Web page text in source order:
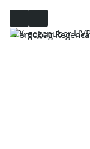
-6%gegenüber